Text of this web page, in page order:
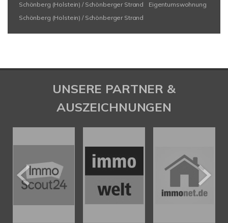
Schönberg (Holstein) / Schönberger Strand
Eigentumswohnung
Schönberg (Holstein) / Schönberger Strand
UNSERE PARTNER &
AUSZEICHNUNGEN